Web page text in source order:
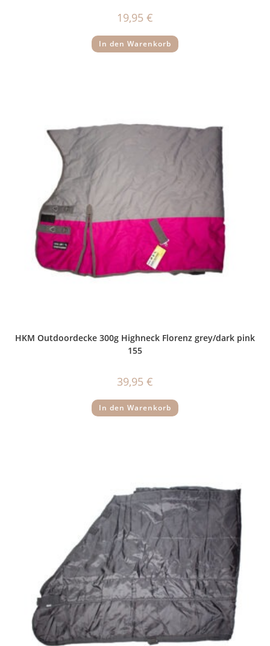
19,95 €
In den Warenkorb
HKM Outdoordecke 300g Highneck Florenz grey/dark pink
155
39,95 €
In den Warenkorb